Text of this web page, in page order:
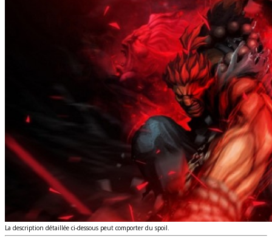
La description détaillée ci-dessous peut comporter du spoil.